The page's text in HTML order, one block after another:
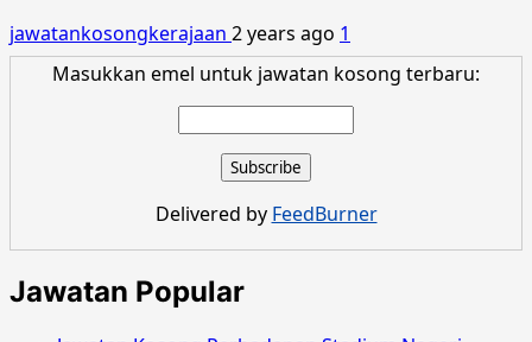
jawatankosongkerajaan 2 years ago 1
Masukkan emel untuk jawatan kosong terbaru:
Delivered by FeedBurner
Jawatan Popular